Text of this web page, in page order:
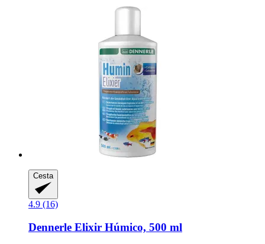
Cesta
4.9 (16)
Dennerle Elixir Húmico, 500 ml